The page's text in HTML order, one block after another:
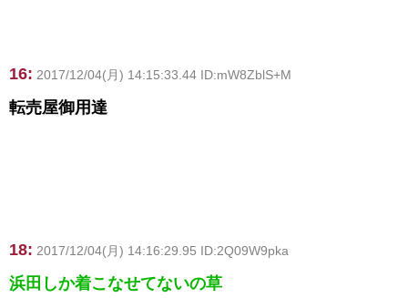
16: 2017/12/04(月) 14:15:33.44 ID:mW8ZblS+M
転売屋御用達
18: 2017/12/04(月) 14:16:29.95 ID:2Q09W9pka
浜田しか着こなせてないの草